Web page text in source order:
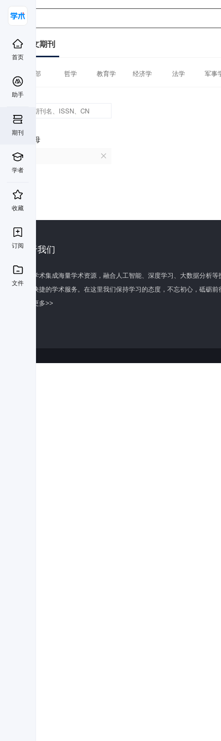
首页
助手
期刊
学者
收藏
订阅
文件
中文期刊
全部 哲学 教育学 经济学 法学 军事
首字母
O
关于我们
百度学术集成海量学术资源，融合人工智能、深度学习、大数据分析
全面快捷的学术服务。在这里我们保持学习的态度，不忘初心，砥砺前
了解更多>>